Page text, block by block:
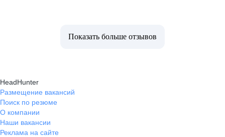
Показать больше отзывов
HeadHunter
Размещение вакансий
Поиск по резюме
О компании
Наши вакансии
Реклама на сайте